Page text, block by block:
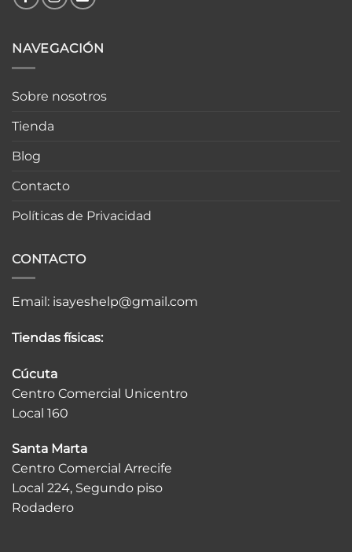
NAVEGACIÓN
Sobre nosotros
Tienda
Blog
Contacto
Políticas de Privacidad
CONTACTO
Email: isayeshelp@gmail.com
Tiendas físicas:
Cúcuta
Centro Comercial Unicentro
Local 160
Santa Marta
Centro Comercial Arrecife
Local 224, Segundo piso
Rodadero